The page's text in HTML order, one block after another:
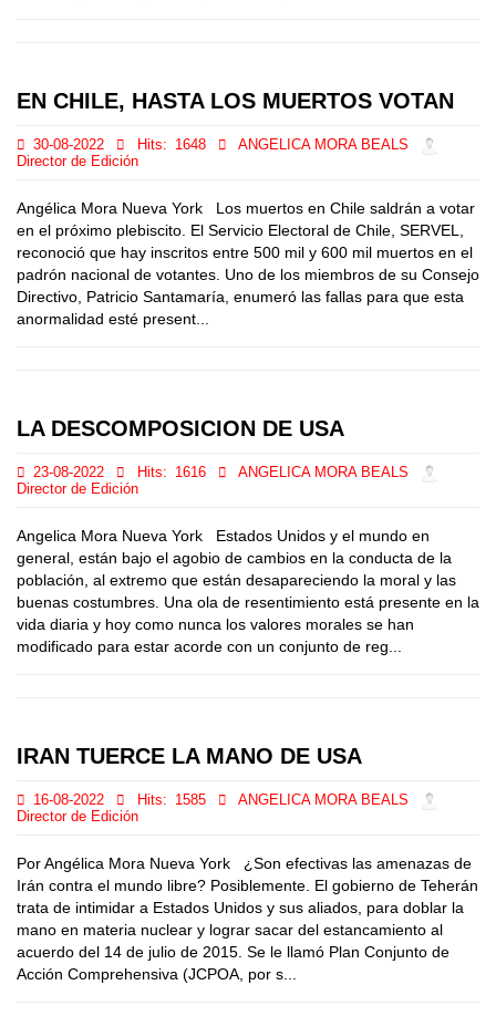
EN CHILE, HASTA LOS MUERTOS VOTAN
30-08-2022 Hits: 1648
ANGELICA MORA BEALS
Director de Edición
Angélica Mora Nueva York Los muertos en Chile saldrán a votar
en el próximo plebiscito. El Servicio Electoral de Chile, SERVEL,
reconoció que hay inscritos entre 500 mil y 600 mil muertos en el
padrón nacional de votantes. Uno de los miembros de su Consejo
Directivo, Patricio Santamaría, enumeró las fallas para que esta
anormalidad esté present...
LA DESCOMPOSICION DE USA
23-08-2022 Hits: 1616
ANGELICA MORA BEALS
Director de Edición
Angelica Mora Nueva York Estados Unidos y el mundo en
general, están bajo el agobio de cambios en la conducta de la
población, al extremo que están desapareciendo la moral y las
buenas costumbres. Una ola de resentimiento está presente en la
vida diaria y hoy como nunca los valores morales se han
modificado para estar acorde con un conjunto de reg...
IRAN TUERCE LA MANO DE USA
16-08-2022 Hits: 1585
ANGELICA MORA BEALS
Director de Edición
Por Angélica Mora Nueva York ¿Son efectivas las amenazas de
Irán contra el mundo libre? Posiblemente. El gobierno de Teherán
trata de intimidar a Estados Unidos y sus aliados, para doblar la
mano en materia nuclear y lograr sacar del estancamiento al
acuerdo del 14 de julio de 2015. Se le llamó Plan Conjunto de
Acción Comprehensiva (JCPOA, por s...